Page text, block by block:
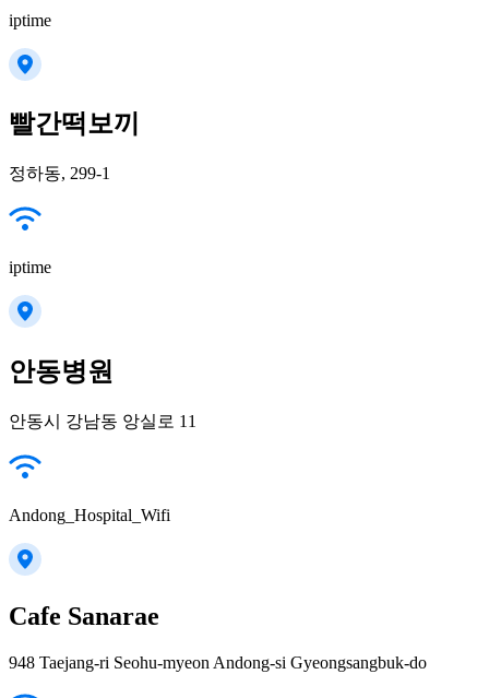
iptime
빨간떡보끼
정하동, 299-1
iptime
안동병원
안동시 강남동 앙실로 11
Andong_Hospital_Wifi
Cafe Sanarae
948 Taejang-ri Seohu-myeon Andong-si Gyeongsangbuk-do